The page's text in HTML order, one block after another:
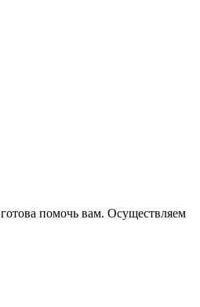
помочь вам. Осуществляем